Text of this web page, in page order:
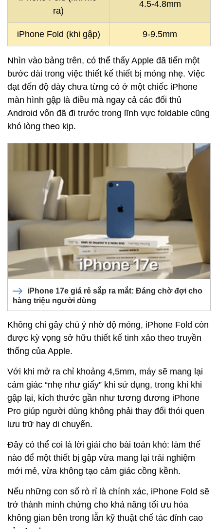
ra)
4.5-4.8mm
iPhone Fold (khi gập) 9-9.5mm
Nhìn vào bảng trên, có thể thấy Apple đã tiến một
bước dài trong việc thiết kế thiết bị mỏng nhẹ. Việc
đạt đến độ dày chưa từng có ở một chiếc iPhone
màn hình gập là điều mà ngay cả các đối thủ
Android vốn đã đi trước trong lĩnh vực foldable cũng
khó lòng theo kịp.
iPhone 17e giá rẻ sắp ra mắt: Đáng chờ đợi cho
hàng triệu người dùng
Không chỉ gây chú ý nhờ độ mỏng, iPhone Fold còn
được kỳ vọng sở hữu thiết kế tinh xảo theo truyền
thống của Apple.
Với khi mở ra chỉ khoảng 4,5mm, máy sẽ mang lại
cảm giác “nhẹ như giấy” khi sử dụng, trong khi khi
gập lại, kích thước gần như tương đương iPhone
Pro giúp người dùng không phải thay đổi thói quen
lưu trữ hay di chuyển.
Đây có thể coi là lời giải cho bài toán khó: làm thế
nào để một thiết bị gập vừa mang lại trải nghiệm
mới mẻ, vừa không tạo cảm giác cồng kềnh.
Nếu những con số rò rỉ là chính xác, iPhone Fold sẽ
trở thành minh chứng cho khả năng tối ưu hóa
không gian bên trong lẫn kỹ thuật chế tác đỉnh cao